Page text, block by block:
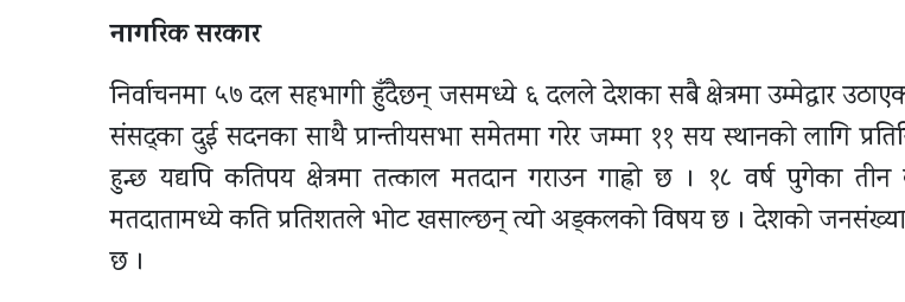
नागरिक सरकार
निर्वाचनमा ५७ दल सहभागी हुँदैछन् जसमध्ये ६ दलले देशका सबै क्षेत्रमा उम्मेद्वार
संसद्का दुई सदनका साथै प्रान्तीयसभा समेतमा गरेर जम्मा ११ सय स्थानको लागि
हुन्छ यद्यपि कतिपय क्षेत्रमा तत्काल मतदान गराउन गाह्रो छ । १८ वर्ष पुगेका
मतदातामध्ये कति प्रतिशतले भोट खसाल्छन् त्यो अड्कलको विषय छ । देशको जनसंख्या
छ ।